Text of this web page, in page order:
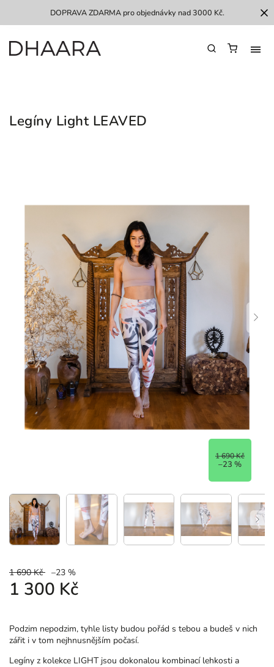
DOPRAVA ZDARMA pro objednávky nad 3000 Kč.
Legíny Light LEAVED
1 690 Kč
–23 %
1 690 Kč –23 %
1 300 Kč
Podzim nepodzim, tyhle listy budou pořád s tebou a budeš v nich
zářit i v tom nejhnusnějším počasí.
Legíny z kolekce LIGHT jsou dokonalou kombinací lehkosti a